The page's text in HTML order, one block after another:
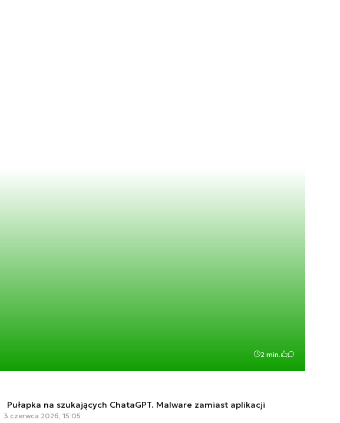
2 min.
Pułapka na szukających ChataGPT. Malware zamiast aplikacji
3 czerwca 2026, 15:05